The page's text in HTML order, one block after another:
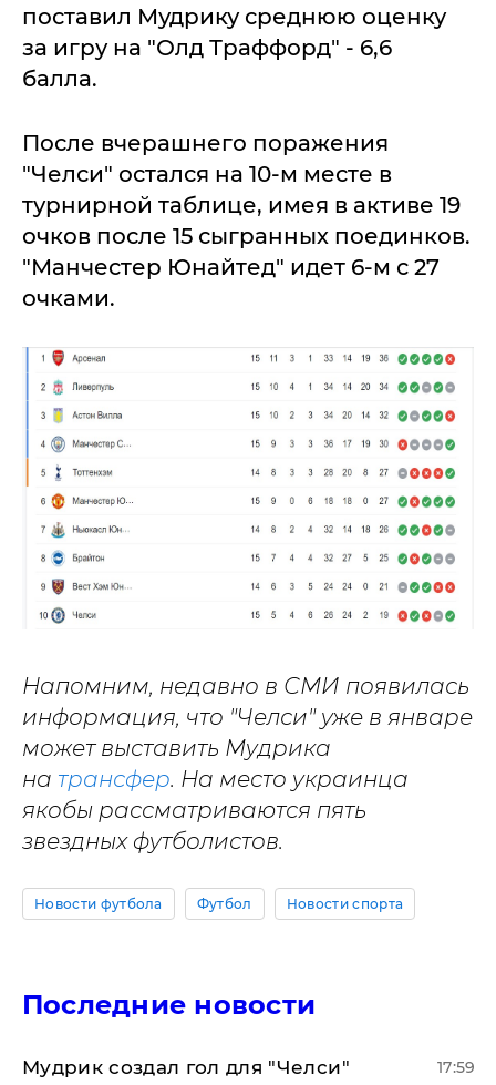
поставил Мудрику среднюю оценку
за игру на "Олд Траффорд" - 6,6
балла.
После вчерашнего поражения
"Челси" остался на 10-м месте в
турнирной таблице, имея в активе 19
очков после 15 сыгранных поединков.
"Манчестер Юнайтед" идет 6-м с 27
очками.
Напомним, недавно в СМИ появилась
информация, что "Челси" уже в январе
может выставить Мудрика
на трансфер. На место украинца
якобы рассматриваются пять
звездных футболистов.
Новости футбола Футбол Новости спорта
Последние новости
Мудрик создал гол для "Челси"
17:59